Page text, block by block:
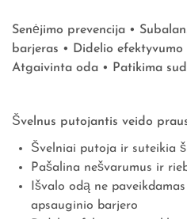
Senėjimo prevencija •
barjeras • Didelio efektyvumo
Atgaivinta oda • Patikima
Švelnus putojantis veido
Švelniai putoja ir suteikia
Pašalina nešvarumus ir
Išvalo odą ne
apsauginio barjero